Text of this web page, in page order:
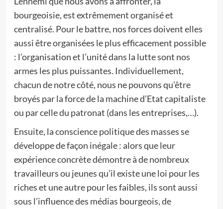
bourgeoisie, est extrêmement organisé et
centralisé. Pour le battre, nos forces doivent elles
aussi être organisées le plus efficacement possible
: l’organisation et l’unité dans la lutte sont nos
armes les plus puissantes. Individuellement,
chacun de notre côté, nous ne pouvons qu’être
broyés par la force de la machine d’Etat capitaliste
ou par celle du patronat (dans les entreprises,…).
Ensuite, la conscience politique des masses se
développe de façon inégale : alors que leur
expérience concrète démontre à de nombreux
travailleurs ou jeunes qu’il existe une loi pour les
riches et une autre pour les faibles, ils sont aussi
sous l’influence des médias bourgeois, de